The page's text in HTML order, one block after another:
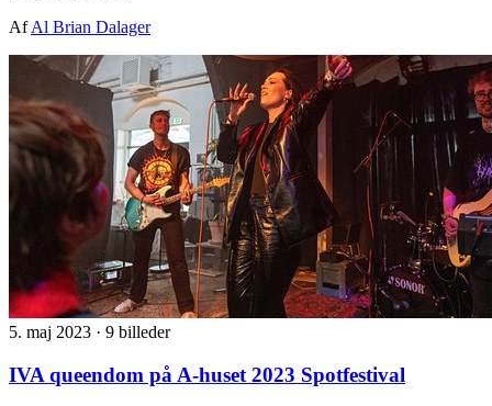
AfAl Brian Dalager
5. maj 2023 · 9 billeder
IVA queendom på A-huset 2023 Spotfestival